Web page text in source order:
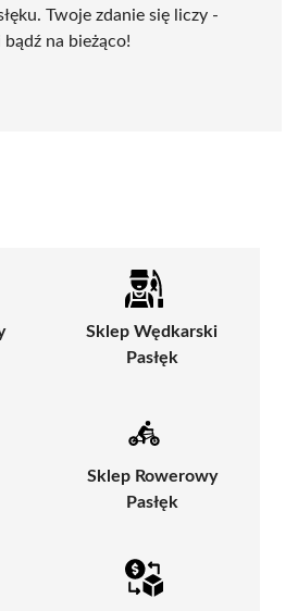
Twoje zdanie się liczy -
na bieżąco!
Sklep Wędkarski
Pasłęk
Sklep Rowerowy
Pasłęk